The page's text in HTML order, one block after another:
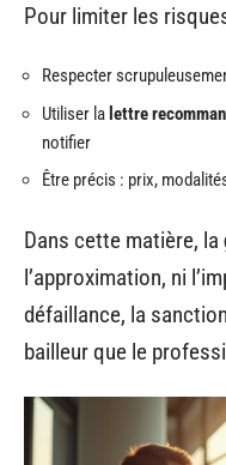
Pour limiter les
Respecter
Utiliser la lettre
notifier
Être précis : prix,
Dans cette matière, la
l’approximation, ni
défaillance, la
bailleur que le